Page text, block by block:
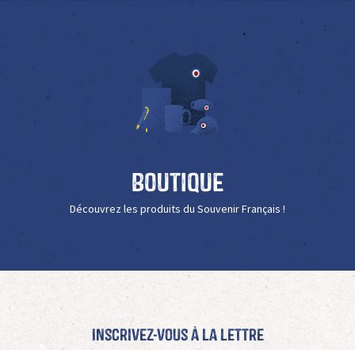
Boutique
Découvrez les produits du Souvenir Français !
Inscrivez-vous à La Lettre